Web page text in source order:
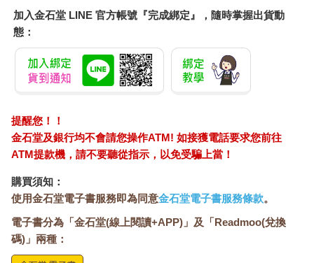
解力正在明顯退化。」從這些尖端產業來看，在人類學習與機器
學習的交會處，專家和新人之間的連結正在瓦解。
關於這個問題，我從全球經濟各領域蒐集優質的數據，其中有很
大一部分是我個人十幾年的研究，還有其他優秀的田野調查。除
了上述的例子外，其他職業也受到影響，我還在持續補充，像是
高等教育、線上人力平台、晶片設計、新聞業、資料科學、刑事
式創新、航太工程、叫車服務、長途貨運、拆彈、無人機駕駛、
餐飲服務、次級物流、放射學、營建業、財富管理、零售業、汽
車工程、客服中心營運等。雖然這些行業用的智慧科技不太一
樣，但是都有一個共通點，總會干擾專家與新人的連結，屢試不
爽。
這個問題很嚴重，牽涉到數兆美元。
技能落差造成數兆美元損失
我來拆解一下：產業有需求，卻找不到人才，稱為技能落差
（skills gap），最近有人估算，光是全球製造業，技能落差就造
加入金石堂 LINE 官方帳號『完成綁定』，隨時掌握出貨動
態：
提醒您！！
金石堂及銀行均不會請您操作ATM! 如接獲電話要求您前往
ATM提款機，請不要聽從指示，以免受騙上當！
購買須知：
使用金石堂電子書服務即為同意金石堂電子書服務條款。
電子書分為「金石堂(線上閱讀+APP)」及「Readmoo(兌換
碼)」兩種：